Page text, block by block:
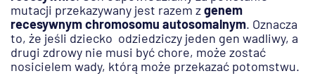
mutacji przekazywany jest razem zgenem
recesywnym chromosomu autosomalnym. Oznacza
to, że jeśli dziecko odziedziczy jeden gen wadliwy, a
drugi zdrowy nie musi być chore, może zostać
nosicielem wady, którą może przekazać potomstwu.